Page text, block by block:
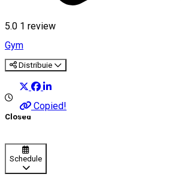
5.0 1 review
Gym
Distribuie
Copied!
Closed
Schedule